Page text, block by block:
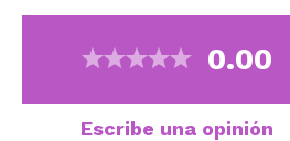
0.00
Escribe una opinión